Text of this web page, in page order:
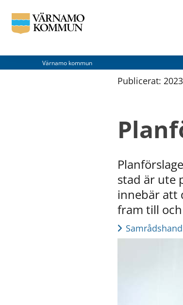
Värnamo kommun
Publicerat:
stad är ute
innebär att
fram till